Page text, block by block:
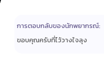
การตอบกลับของนักพยากรณ์:
ขอบคุณครับที่ไว้วางใจลุง